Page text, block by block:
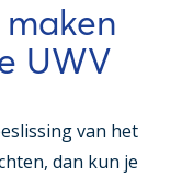
UWV
van het
dan kun je